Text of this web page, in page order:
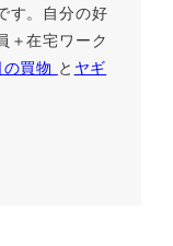
す。自分の好
＋在宅ワーク
買物 と ヤギ